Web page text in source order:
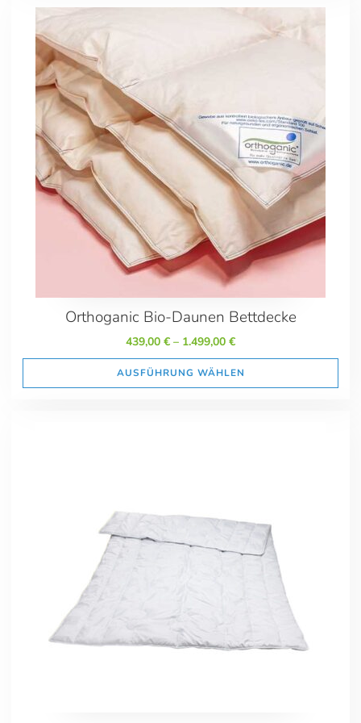
Orthoganic Bio-Daunen Bettdecke
439,00 € – 1.499,00 €
AUSFÜHRUNG WÄHLEN